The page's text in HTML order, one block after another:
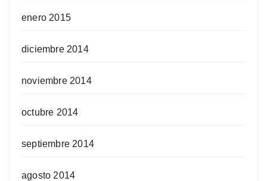
enero 2015
diciembre 2014
noviembre 2014
octubre 2014
septiembre 2014
agosto 2014